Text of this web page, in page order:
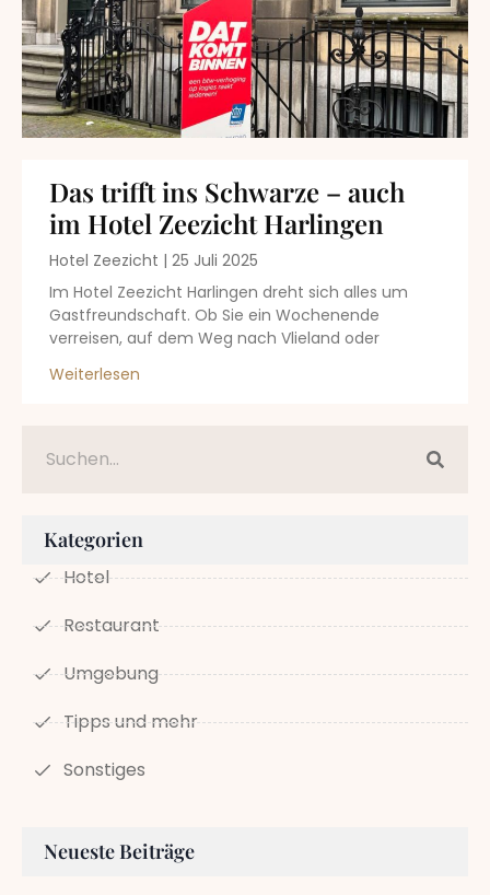
Das trifft ins Schwarze – auch
im Hotel Zeezicht Harlingen
Hotel Zeezicht
25 Juli 2025
Im Hotel Zeezicht Harlingen dreht sich alles um
Gastfreundschaft. Ob Sie ein Wochenende
verreisen, auf dem Weg nach Vlieland oder
Weiterlesen
Kategorien
Hotel
Restaurant
Umgebung
Tipps und mehr
Sonstiges
Neueste Beiträge